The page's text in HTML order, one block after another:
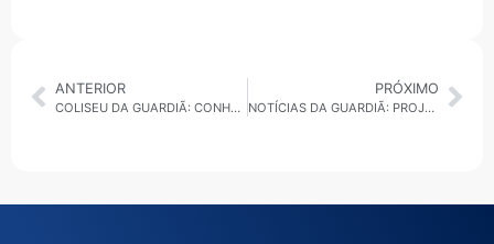
ANTERIOR
COLISEU DA GUARDIÃ: CONHEÇA O MAIOR SINDICATO DE TRABALHADORES DA INDÚSTRIA DE LATICÍNIOS E ALIMENTOS DA AMÉRICA LATINA
PRÓXIMO
NOTÍCIAS DA GUARDIÃ: PROJETO INÉDITO PROMOVE ACESSIBILIDADE NO CARNAVAL 2024